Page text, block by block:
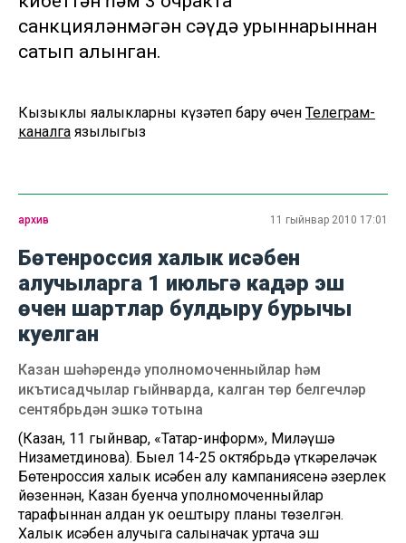
санкцияләнмәгән сәүдә урыннарыннан
сатып алынган.
Кызыклы яңалыкларны күзәтеп бару өчен Телеграм-
каналга язылыгыз
архив 11 гыйнвар 2010 17:01
Бөтенроссия халык исәбен
алучыларга 1 июльгә кадәр эш
өчен шартлар булдыру бурычы
куелган
Казан шәһәрендә уполномоченныйлар һәм
икътисадчылар гыйнварда, калган төр белгечләр
сентябрьдән эшкә тотына
(Казан, 11 гыйнвар, «Татар-информ», Миләүшә
Низаметдинова). Быел 14-25 октябрьдә үткәреләчәк
Бөтенроссия халык исәбен алу кампаниясенә әзерлек
йөзеннән, Казан буенча уполномоченныйлар
тарафыннан алдан ук оештыру планы төзелгән.
Халык исәбен алучыга салыначак уртача эш